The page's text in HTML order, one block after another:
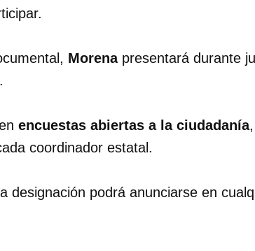
Morenapresentará durante
.
encuestas abiertas a la ciudadanía
coordinador estatal.
designación podrá anunciarse en